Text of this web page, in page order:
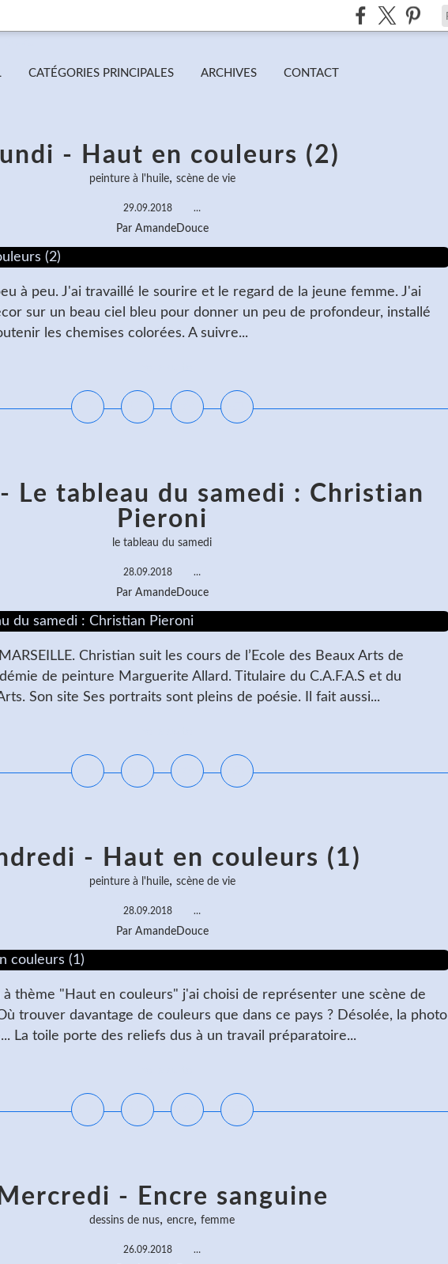
CATÉGORIES PRINCIPALES ARCHIVES CONTACT
- Haut en couleurs (2)
peinture à l'huile, scène de vie
29.09.2018 …
Par AmandeDouce
à peu. J'ai travaillé le sourire et le regard de la jeune femme. J'ai
sur un beau ciel bleu pour donner un peu de profondeur, installé
les chemises colorées. A suivre...
Le tableau du samedi : Christian
Pieroni
le tableau du samedi
28.09.2018 …
Par AmandeDouce
Christian suit les cours de l’Ecole des Beaux Arts de
de peinture Marguerite Allard. Titulaire du C.A.F.A.S et du
Son site Ses portraits sont pleins de poésie. Il fait aussi...
- Haut en couleurs (1)
peinture à l'huile, scène de vie
28.09.2018 …
Par AmandeDouce
à thème "Haut en couleurs" j'ai choisi de représenter une scène de
trouver davantage de couleurs que dans ce pays ? Désolée, la photo
La toile porte des reliefs dus à un travail préparatoire...
Mercredi - Encre sanguine
dessins de nus, encre, femme
26.09.2018 …